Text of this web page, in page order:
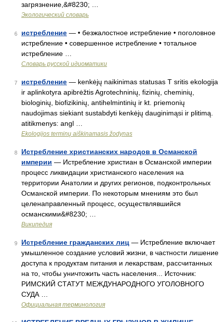
загрязнение,&#8230; …
Экологический словарь
6 истребление — • безжалостное истребление • поголовное
истребление • совершенное истребление • тотальное
истребление …
Словарь русской идиоматики
7 истребление — kenkėjų naikinimas statusas T sritis ekologija
ir aplinkotyra apibrėžtis Agrotechninių, fizinių, cheminių,
biologinių, biofizikinių, antihelmintinių ir kt. priemonių
naudojimas siekiant sustabdyti kenkėjų dauginimąsi ir plitimą.
atitikmenys: angl …
Ekologijos terminų aiškinamasis žodynas
8
Истребление христианских народов в Османской
империи — Истребление христиан в Османской империи
процесс ликвидации христианского населения на
территории Анатолии и других регионов, подконтрольных
Османской империи. По некоторым мнениям это был
целенаправленный процесс, осуществлявшийся
османскими&#8230; …
Википедия
9 Истребление гражданских лиц — Истребление включает
умышленное создание условий жизни, в частности лишение
доступа к продуктам питания и лекарствам, рассчитанных
на то, чтобы уничтожить часть населения... Источник:
РИМСКИЙ СТАТУТ МЕЖДУНАРОДНОГО УГОЛОВНОГО
СУДА …
Официальная терминология